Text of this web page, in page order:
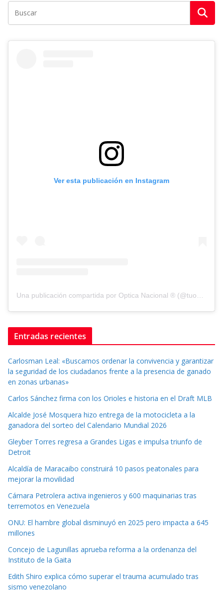
Ver esta publicación en Instagram
Una publicación compartida por Optica Nacional ® (@tuopticanacional)
Entradas recientes
Carlosman Leal: «Buscamos ordenar la convivencia y garantizar
la seguridad de los ciudadanos frente a la presencia de ganado
en zonas urbanas»
Carlos Sánchez firma con los Orioles e historia en el Draft MLB
Alcalde José Mosquera hizo entrega de la motocicleta a la
ganadora del sorteo del Calendario Mundial 2026
Gleyber Torres regresa a Grandes Ligas e impulsa triunfo de
Detroit
Alcaldía de Maracaibo construirá 10 pasos peatonales para
mejorar la movilidad
Cámara Petrolera activa ingenieros y 600 maquinarias tras
terremotos en Venezuela
ONU: El hambre global disminuyó en 2025 pero impacta a 645
millones
Concejo de Lagunillas aprueba reforma a la ordenanza del
Instituto de la Gaita
Edith Shiro explica cómo superar el trauma acumulado tras
sismo venezolano